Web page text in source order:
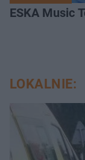
ESKA Music
LOKALNIE: